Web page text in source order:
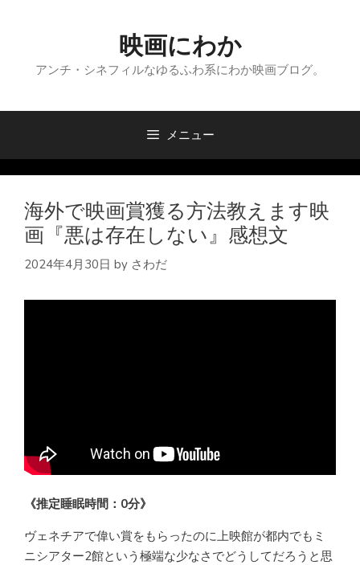
へ
映画にわか
アンチ・シネフィルなゆるふわ系にわか映画ブログ。
メニュー
海外で映画賞獲る方法教えます映
画『悪は存在しない』感想文
2024年4月30日 by さわだ
《推定睡眠時間：0分》
ヴェネチアで偉い賞をもらったのに上映館が都内でもミ
ニシアター2館という極端な少なさでどうしてだろうと思